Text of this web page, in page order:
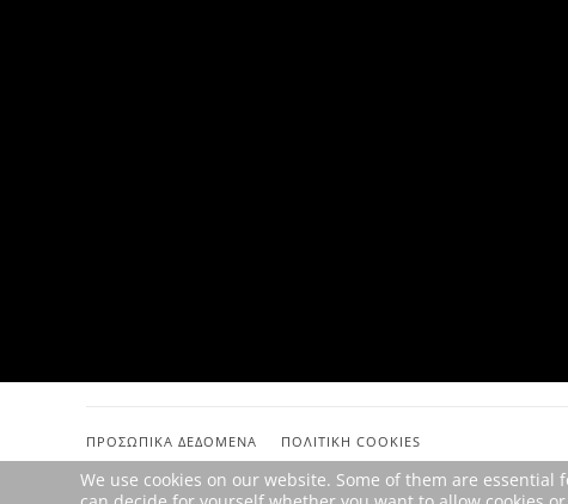
ΠΡΟΣΩΠΙΚΆ ΔΕΔΟΜΈΝΑ ΠΟΛΙΤΙΚΉ COOKIES
We use cookies on our website. Some of them are